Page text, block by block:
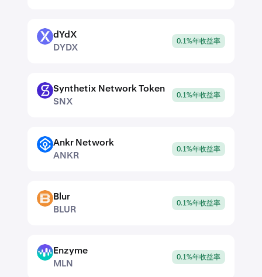
DYDX
dYdX
DYDX
0.1%年收益率
SNX
Synthetix Network Token
SNX
0.1%年收益率
ANKR Ankr Network
ANKR
0.1%年收益率
BLUR
Blur
BLUR
0.1%年收益率
MLN
Enzyme
MLN
0.1%年收益率